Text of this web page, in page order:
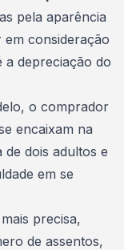
pela aparência
consideração
a depreciação do
, o comprador
encaixam na
dois adultos e
em se
precisa,
de assentos,